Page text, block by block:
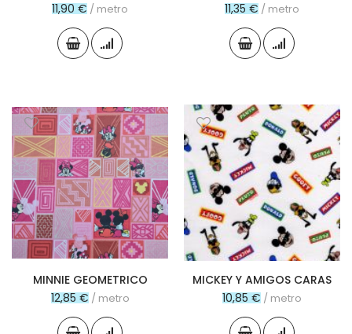
11,90 € / metro
11,35 € / metro
MINNIE GEOMETRICO
12,85 € / metro
MICKEY Y AMIGOS CARAS
10,85 € / metro